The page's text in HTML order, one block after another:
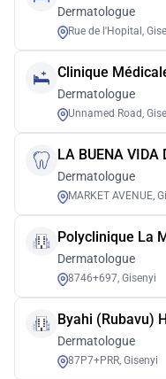
Dermatologue
Rue de l'Hopital,
Clinique
Dermatologue
Unnamed Road,
LA BUENA VIDA
Dermatologue
MARKET AVENUE,
Polyclinique La
Dermatologue
8746+697, Gisenyi
Byahi (Rubavu)
Dermatologue
87P7+PRR, Gisenyi